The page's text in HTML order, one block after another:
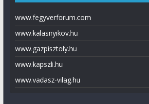
www.fegyverforum.com
www.kalasnyikov.hu
www.gazpisztoly.hu
www.kapszli.hu
www.vadasz-vilag.hu